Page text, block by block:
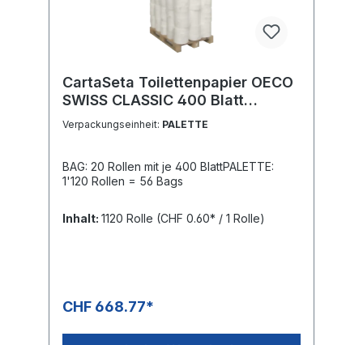
professioneller Waschräume gerecht
wird.BAG: 8 × 8 Rollen in Folie mit je 250
BlattPALETTE: 1'728 Rollen = 27 Bags
CartaSeta Toilettenpapier OECO
SWISS CLASSIC 400 Blatt
1182209
Verpackungseinheit: PALETTE
BAG: 20 Rollen mit je 400 BlattPALETTE:
1'120 Rollen = 56 Bags
Inhalt: 1120 Rolle (CHF 0.60* / 1 Rolle)
CHF 668.77*